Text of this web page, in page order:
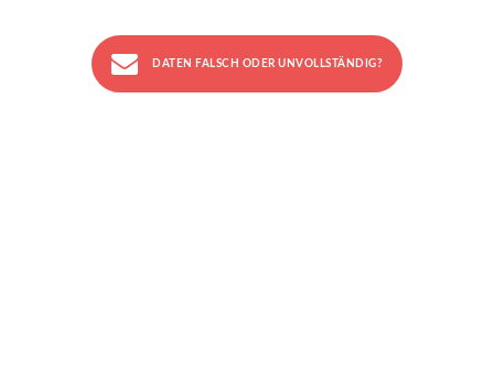
DATEN FALSCH ODER UNVOLLSTÄNDIG?